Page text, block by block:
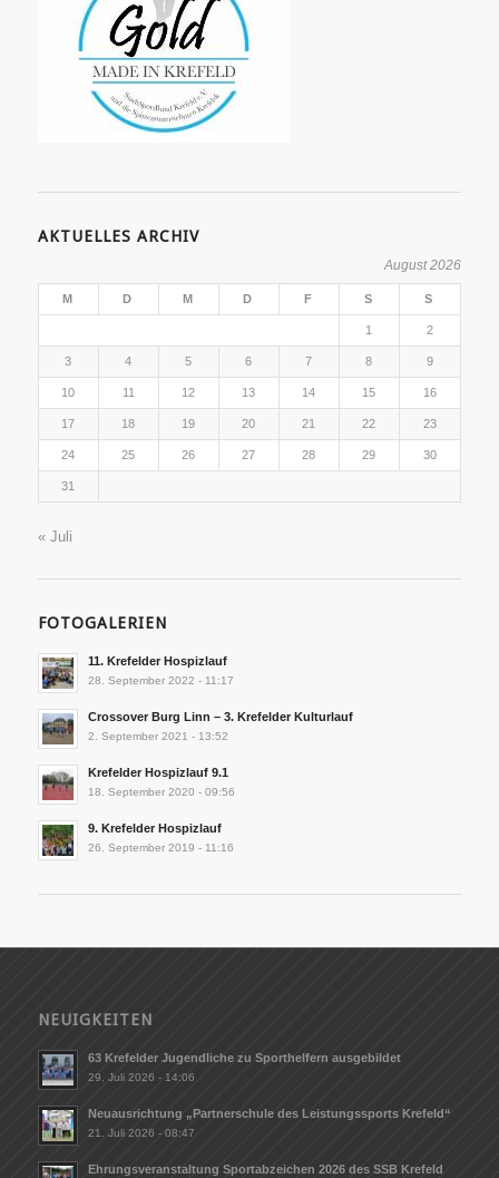
AKTUELLES ARCHIV
August 2026
M D M D F S S
1 2
3 4 5 6 7 8 9
10 11 12 13 14 15 16
17 18 19 20 21 22 23
24 25 26 27 28 29 30
31
« Juli
FOTOGALERIEN
11. Krefelder Hospizlauf
28. September 2022 - 11:17
Crossover Burg Linn – 3. Krefelder Kulturlauf
2. September 2021 - 13:52
Krefelder Hospizlauf 9.1
18. September 2020 - 09:56
9. Krefelder Hospizlauf
26. September 2019 - 11:16
NEUIGKEITEN
63 Krefelder Jugendliche zu Sporthelfern ausgebildet
29. Juli 2026 - 14:06
Neuausrichtung „Partnerschule des Leistungssports Krefeld“
21. Juli 2026 - 08:47
Ehrungsveranstaltung Sportabzeichen 2026 des SSB Krefeld